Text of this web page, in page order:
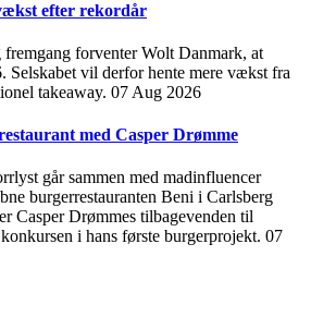
efter rekordår
forventer Wolt Danmark, at
Selskabet vil derfor hente mere vækst fra
takeaway. 07 Aug 2026
med Casper Drømme
går sammen med madinfluencer
burgerrestauranten Beni i Carlsberg
Casper Drømmes tilbagevenden til
i hans første burgerprojekt. 07